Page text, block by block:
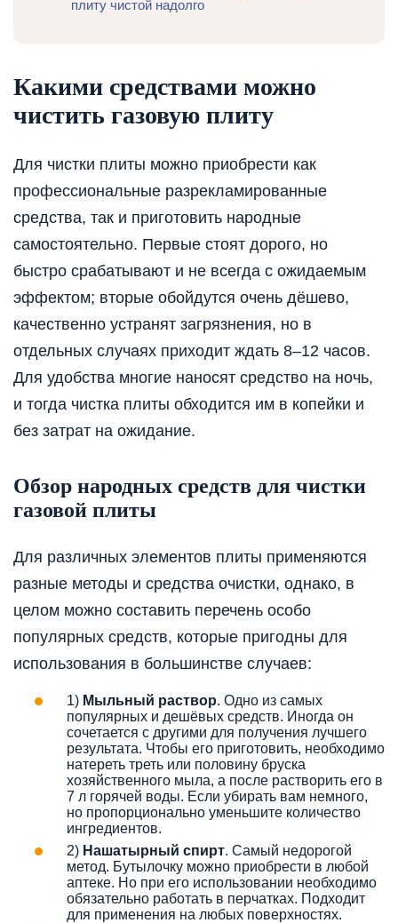
плиту чистой надолго
Какими средствами можно
чистить газовую плиту
Для чистки плиты можно приобрести как
профессиональные разрекламированные
средства, так и приготовить народные
самостоятельно. Первые стоят дорого, но
быстро срабатывают и не всегда с ожидаемым
эффектом; вторые обойдутся очень дёшево,
качественно устранят загрязнения, но в
отдельных случаях приходит ждать 8–12 часов.
Для удобства многие наносят средство на ночь,
и тогда чистка плиты обходится им в копейки и
без затрат на ожидание.
Обзор народных средств для чистки
газовой плиты
Для различных элементов плиты применяются
разные методы и средства очистки, однако, в
целом можно составить перечень особо
популярных средств, которые пригодны для
использования в большинстве случаев:
1) Мыльный раствор. Одно из самых
популярных и дешёвых средств. Иногда он
сочетается с другими для получения лучшего
результата. Чтобы его приготовить, необходимо
натереть треть или половину бруска
хозяйственного мыла, а после растворить его в
7 л горячей воды. Если убирать вам немного,
но пропорционально уменьшите количество
ингредиентов.
2) Нашатырный спирт. Самый недорогой
метод. Бутылочку можно приобрести в любой
аптеке. Но при его использовании необходимо
обязательно работать в перчатках. Подходит
для применения на любых поверхностях.